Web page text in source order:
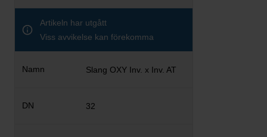
Artikeln har utgått
Viss avvikelse kan förekomma
Slang OXY Inv. x Inv. AT
32